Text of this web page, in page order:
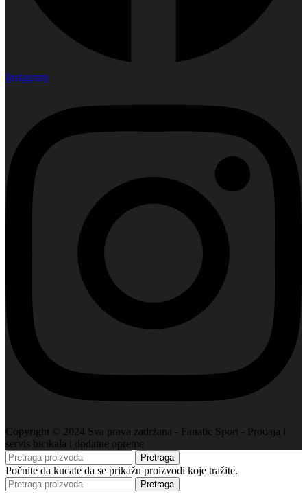
Instagram
Copyright © 2024 Sva prava zadržana - Fanatic Sport - Prodaja i
servis bicikala i dodatne opreme
Pretraga
Počnite da kucate da se prikažu proizvodi koje tražite.
Pretraga